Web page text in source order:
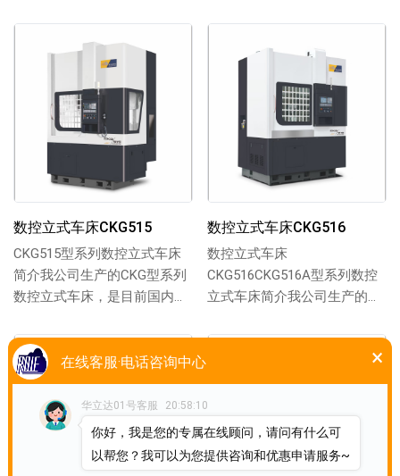
度、生产效率...
度、生产效率...
数控立式车床CKG515
CKG515型系列数控立式车床
简介我公司生产的CKG型系列
数控立式车床，是目前国内汽
轮、电机壳 ...
数控立式车床CKG516
数控立式车床
CKG516CKG516A型系列数控
立式车床简介我公司生产的
目前国内汽车制动鼓、...
在线客服·电话咨询中心 ×
华立达01号客服 20:58:10
你好，我是您的专属在线顾问，请问有什么可
以帮您？我可以为您提供咨询和优惠申请服务~